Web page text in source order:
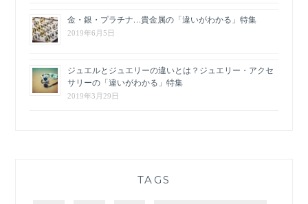
金・銀・プラチナ…貴金属の「違いがわかる」特集
2019年6月5日
ジュエルとジュエリーの違いとは？ジュエリー・アクセ
サリーの「違いがわかる」特集
2019年3月29日
TAGS